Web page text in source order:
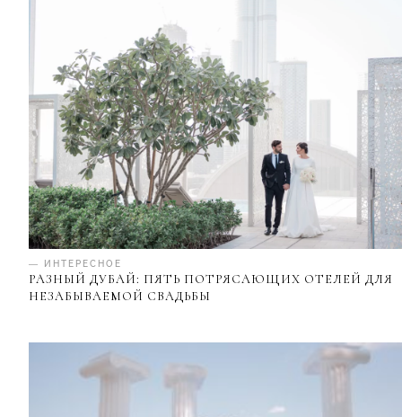
— ИНТЕРЕСНОЕ
РАЗНЫЙ ДУБАЙ: ПЯТЬ ПОТРЯСАЮЩИХ ОТЕЛЕЙ ДЛЯ
НЕЗАБЫВАЕМОЙ СВАДЬБЫ